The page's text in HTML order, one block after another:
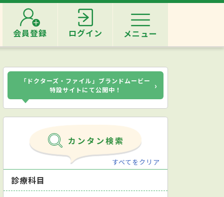
会員登録 ログイン メニュー
「ドクターズ・ファイル」ブランドムービー
特設サイトにて公開中！
›
すべてをクリア
診療科目